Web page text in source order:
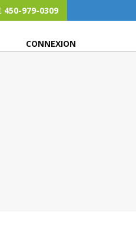
450-979-0309
CONNEXION